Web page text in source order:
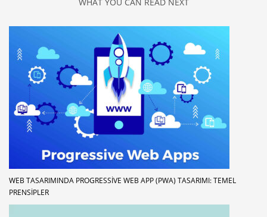
WEB TASARIMINDA PROGRESSIVE WEB APP (PWA) TASARIMI: TEMEL
PRENSIPLER